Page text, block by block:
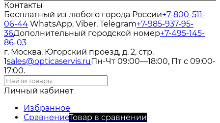
Контакты
Бесплатный из любого города России+7-800-511-
06-44 WhatsApp, Viber, Telegram+7-985-937-95-
36Дополнительный городской номер+7-495-145-
86-03
г. Москва, Югорский проезд, д. 2, стр.
1sales@opticaservis.ruПн-Чт 09:00—18:00, Пт с 09:00-
17:00.
Личный кабинет
Избранное
СравнениеТовар в сравнении